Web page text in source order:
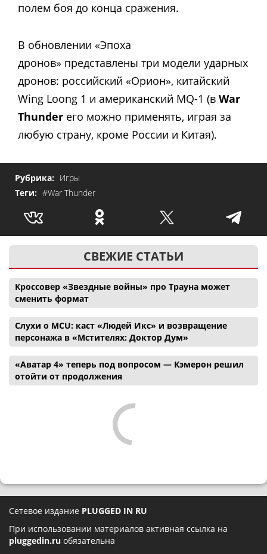
полем боя до конца сражения.
В обновлении «Эпоха
дронов» представлены три модели ударных
дронов: российский «Орион», китайский
Wing Loong 1 и американский MQ-1 (в War
Thunder его можно применять, играя за
любую страну, кроме России и Китая).
Рубрика: Игры
Теги: #War Thunder
СВЕЖИЕ СТАТЬИ
Кроссовер «Звездные войны» про Трауна может
сменить формат
Слухи о MCU: каст «Людей Икс» и возвращение
персонажа в «Мстителях: Доктор Дум»
«Аватар 4» теперь под вопросом — Кэмерон решил
отойти от продолжения
Сетевое издание PLUGGED IN RU
При использовании материалов активная ссылка на
pluggedin.ru обязательна